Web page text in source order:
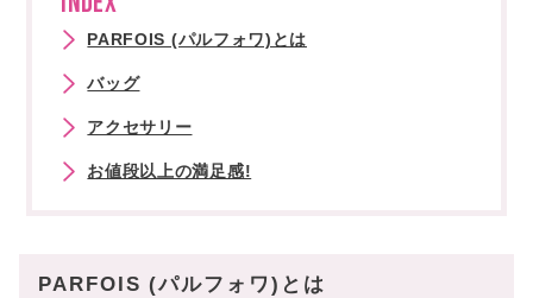
PARFOIS (パルフォワ)とは
バッグ
アクセサリー
お値段以上の満足感!
PARFOIS (パルフォワ)とは